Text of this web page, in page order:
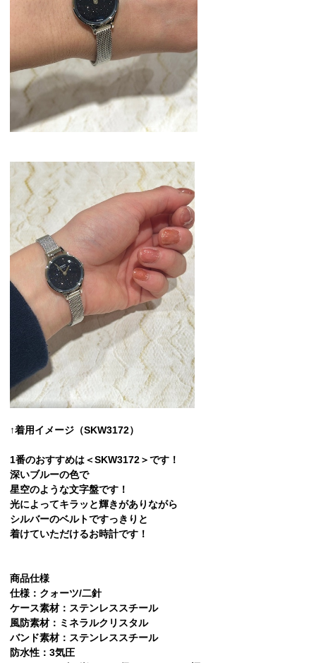
↑着用イメージ（SKW3172）
1番のおすすめは＜SKW3172＞です！
深いブルーの色で
星空のような文字盤です！
光によってキラッと輝きがありながら
シルバーのベルトですっきりと
着けていただけるお時計です！
商品仕様
仕様：クォーツ/二針
ケース素材：ステンレススチール
風防素材：ミネラルクリスタル
バンド素材：ステンレススチール
防水性：3気圧